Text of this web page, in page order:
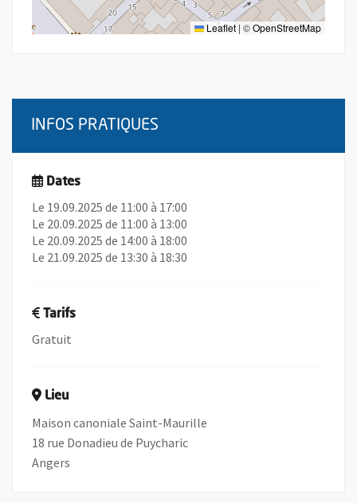
Leaflet | ©OpenStreetMap
INFOS PRATIQUES
Dates
Le 19.09.2025 de 11:00 à 17:00
Le 20.09.2025 de 11:00 à 13:00
Le 20.09.2025 de 14:00 à 18:00
Le 21.09.2025 de 13:30 à 18:30
Tarifs
Gratuit
Lieu
Maison canoniale Saint-Maurille
18 rue Donadieu de Puycharic
Angers